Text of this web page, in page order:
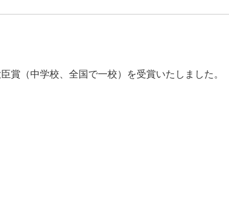
賞（中学校、全国で一校）を受賞いたしました。